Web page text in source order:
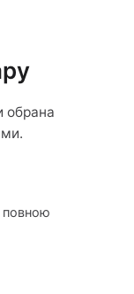
обрана
повною